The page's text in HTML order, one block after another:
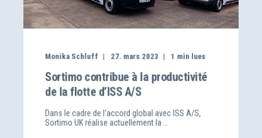
Monika Schluff 27. mars 2023 1 min lues
Sortimo contribue à la productivité
de la flotte d’ISS A/S
Dans le cadre de l'accord global avec ISS A/S,
Sortimo UK réalise actuellement la ...